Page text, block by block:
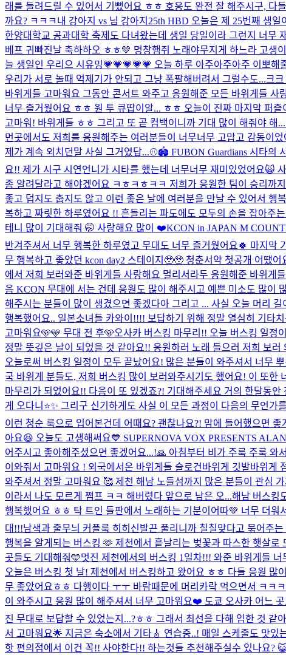
래를 들려드릴 수 있어서 기뻤어요 ㅎㅎ 호응도 완전 잘 해주시구, 다
까요? ㅋㅋㅋ 내 강아지 vs 님 강아지 25th HBD 오늘은 제 25번째 생일
한양대학교 공과대학 축제도 다녀왔는데 생일 당일이라 그런지 너무
베프 귀빠진날 축하하오 ㅎㅎ💚 명창햄쥐 노래야무지게 하느라 고
늘 생일인 우리으 시유밍💗💗💗💗💗 오늘 하루 아주아주아주 이뽀해
우리가 서로 놀때 억제기가 안되고 그냥 폭팔해버려서 그럴수도...크
바위게들 고마워요 그동안 콘서트 와주고 응원해준 모든 바위게들
너무 즐거웠어요 ㅎㅎ 원 투 큐땁이알... ㅎㅎ 오늘이 진짜 마지막 퍼
고마워! 바위게들 ㅎㅎ 그리고 또 곧 컴백이니까 기대 많이 해줘야 해
먼곳에서도 저희를 응원해주는 여러분들이 너무너무 고맙고 감동이
제가 계속 외치던말 사실 그거였답...⚾️🏟️ FUBON Guardians 시타의
요!! 제가 시구 시연언니가 시타를 했는데 너무너무 재미있었어요🙀
좀 알려달라고 해야겠어요 ㅋㅎㅋㅎㅋㅋ 저희가 응원한 팀이 승리까
좋고 덥지도 춥지도 않고 이런 좋은 날에 여러분을 만날 수 있어서 행
복하고 짜릿한 하루였어요 !! 흔들리는 파도에도 모두의 손을 잡아주
테니 많이 기대해줘 🤭 사랑해요 많이 ❤️KCON in JAPAN M
반겨주셔서 너무 행복한 하루였고 무대도 너무 즐거웠어요🍀 마지
무 행복하고 좋았던 kcon day2 스테이지🥹🥹 청춘서약 첫공개 어땠
에서 저희 보러와준 바위게들 사랑해요 멀리서라두 응원해준 바위
음 KCON 무대에 서는 건데 응원도 많이 해주시고 예쁜 미소도 많이
해주시는 분들이 많이 생겼으면 좋겠다아 그리고 ... 사실 오늘 머리
행복했어요.. 일본소녀들 카와이!!!! 보답하기 위해 정말 열심히 기타
고마워요🩵🩵 무대 전 후🩵오사카 버스킹 마무리!! 오늘 버스킹 일정
정말 뜻깊은 날이 되었을 것 같아요!! 응원하러 노래 들으러 저희 보
오늘로써 버스킹 일정이 모두 끝났어요! 많은 분들이 와주셔서 너무
국 바위게 분들도, 저희 버스킹 많이 보러와주시기도 했어요! 이 또
마무리가 되었어요!! 다음이 또 있겠죠?! 기대해주세요 거의 한달동
게 오다니⭐️✨ 그리구 신기하게도 사실 이 모든 과정이 다음의 무언
이런 청순 룩으로 입어본건데 어때요? 괜찮나요?! 맘에 들어했으면
아요😆 오늘도 고생해써요💙 SUPERNOVA VOX PRESENTS
어주시고 좋아해주셨으면 좋겠어요...!🙏 아침부터 비가 주룩 주룩
이와줘서 고마워요 ! 외국에서온 바위게들 슬로건바위게 깃발바위게
와주셔서 정말 고마워요 🥰 제천 해남 노들섬까지 많은 분들이 관심
이라서 나도 모르게 쩜프 ㅋㅋ 해버렸다 앞으로 남은 오...해남 버스킹
행복했어요 ㅎㅎ 탁 트인 들판에서 노래하는 기분이어따💚 너무 더
대!!!남색과 줄무늬 커플룩 히히 신발끈 풀리니까 칠칠맞다고 묶어주
행복을 알게되는 버스킹 🫶 제천에서 흩날리는 벚꽃과 따스한 햇살로
곳들도 기대해줘🩵멋진 제천에서의 버스킹 1일차!!! 와준 바위게들
오늘은 버스킹 첫 날! 제천에서 버스킹하고 왔어요 ㅎㅎ 다들 응원
무 좋았어요ㅎㅎ 다행이다 ㅜㅜ 바람때문에 머리카락 먹으면서 ㅋㅋ
이 와주시고 응원 많이 해주셔서 너무 고마워요❤️ 도쿄 오사카 어느
진 무대로 보답할 수 있었는지...?ㅎㅎ 그래서 최선을 다해 임한 것 같
서 고마워요🌟 지금은 숙소에서 기타🎸 연습중..! 매일 스케줄도 맛
핫 편의점에서 이건 꼭!! 사야한다!! 하는것들 추천해주실수 있나요?